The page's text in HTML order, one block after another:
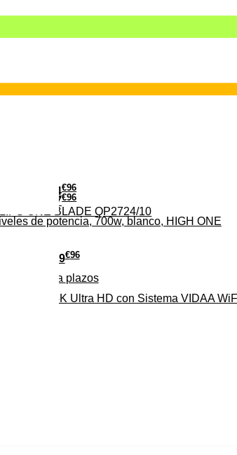
37€96
de potencia, 700w, blanco, HIGH ONE
24€96
ONE BLADE QP2724/10
279€96
Pago a plazos
EL 4K Ultra HD con Sistema VIDAA